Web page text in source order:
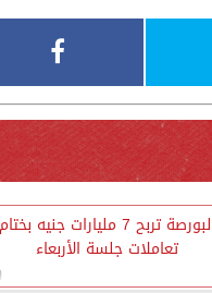
البورصة تربح 7 مليارات جنيه بختام
تعاملات جلسة الأربعاء